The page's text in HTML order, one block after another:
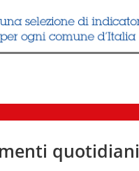
quotidiani